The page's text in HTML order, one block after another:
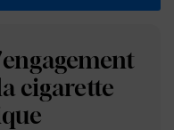
cigarette